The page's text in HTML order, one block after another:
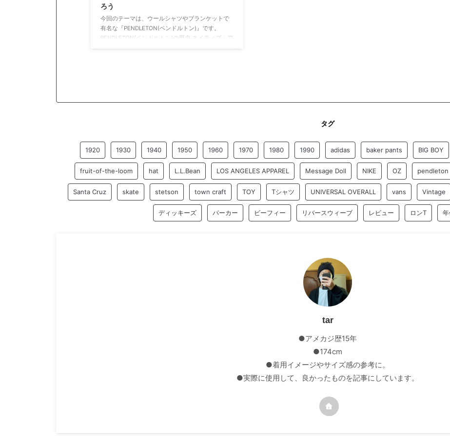
ろう
今回のテーマは、ウールシャツやブランケットで
有名な『PENDLETON(ペンドルトン)』です。
PENDLETON(ペンドルトン)の歴史 ネイティブ・ア
タグ
1920 1930 1940 1950 1960 1970 1980 1990 adidas baker pants BIG BOY
fruit-of-the-loom hat L.L.Bean LOS ANGELES APPAREL Message Doll NIKE OZ pendleton
Santa Cruz skate stetson town craft TOY Tシャツ UNIVERSAL OVERALL vans Vintage
ディッキーズ パーカー ビーフィー リバースウィーブ レビュー ロンT
tar
●アメカジ歴15年
●174cm
●着用イメージやサイズ感の参考に。
●実際に使用して、良かったものを記事にしています。